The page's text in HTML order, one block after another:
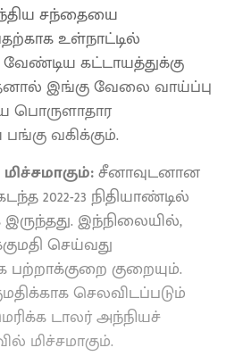
சந்தையை
உள்நாட்டில்
கட்டாயத்துக்கு
இங்கு வேலை வாய்ப்பு
பொருளாதார
வகிக்கும்.
சீனாவுடனான
2022-23 நிதியாண்டில்
இருந்தது. இந்நிலையில்,
செய்வது
பற்றாக்குறை குறையும்.
செலவிடப்படும்
டாலர் அந்நியச்
மிச்சமாகும்.